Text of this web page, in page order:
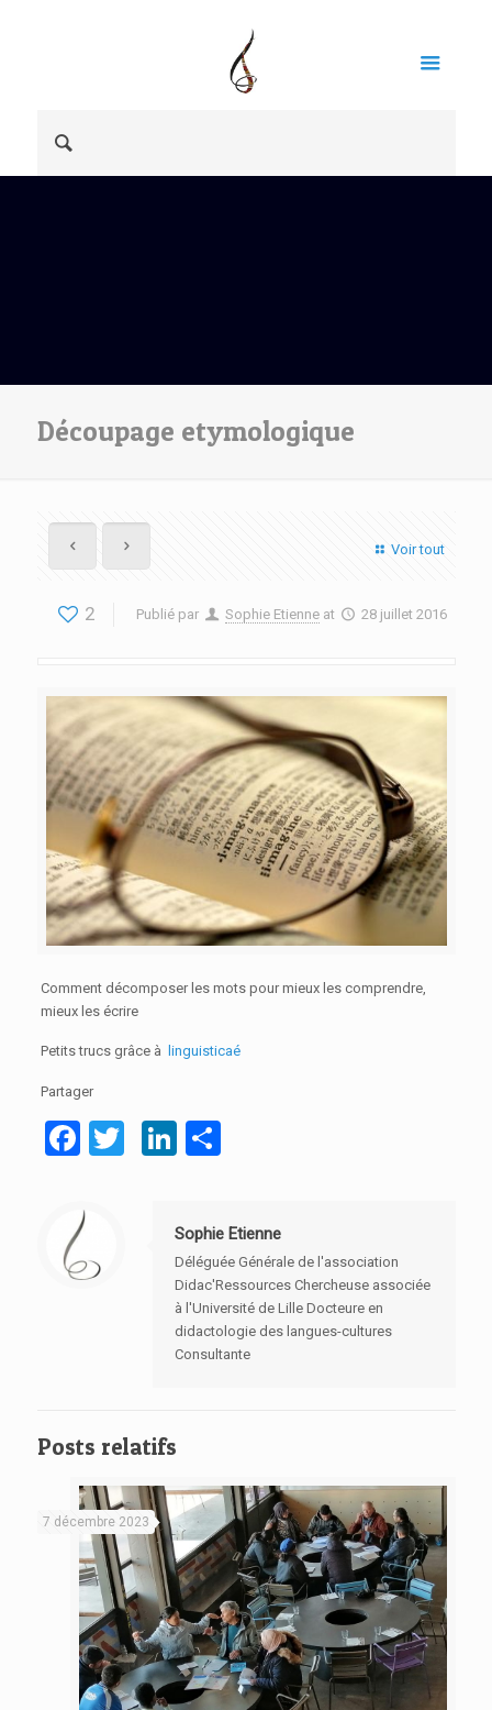
Découpage etymologique
Voir tout
2 Publié par Sophie Etienne at 28 juillet 2016
Comment décomposer les mots pour mieux les comprendre,
mieux les écrire
Petits trucs grâce à linguisticaé
Partager
Facebook
TwitterLinkedIn
Sophie Etienne
Déléguée Générale de l'association
Didac'Ressources Chercheuse associée
à l'Université de Lille Docteure en
didactologie des langues-cultures
Consultante
Posts relatifs
7 décembre 2023